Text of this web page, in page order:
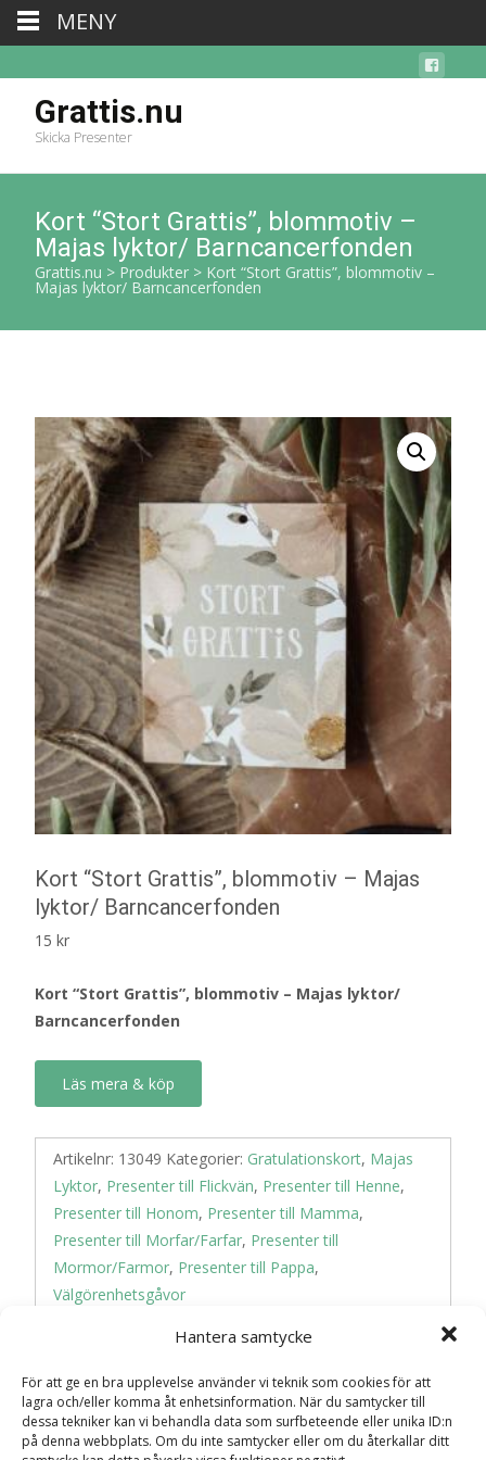
Hantera samtycke
För att ge en bra upplevelse använder vi teknik som cookies för att
lagra och/eller komma åt enhetsinformation. När du samtycker till
dessa tekniker kan vi behandla data som surfbeteende eller unika ID:n
på denna webbplats. Om du inte samtycker eller om du återkallar ditt
Grattis.nu
Skicka Presenter
Kort “Stort Grattis”, blommotiv –
Majas lyktor/ Barncancerfonden
Grattis.nu > Produkter > Kort “Stort Grattis”, blommotiv –
Majas lyktor/ Barncancerfonden
Kort “Stort Grattis”, blommotiv – Majas
lyktor/ Barncancerfonden
15 kr
Kort “Stort Grattis”, blommotiv – Majas lyktor/
Barncancerfonden
Läs mera & köp
Artikelnr: 13049 Kategorier: Gratulationskort, Majas
Lyktor, Presenter till Flickvän, Presenter till Henne,
Presenter till Honom, Presenter till Mamma,
Presenter till Morfar/Farfar, Presenter till
Mormor/Farmor, Presenter till Pappa,
Välgörenhetsgåvor
MENY